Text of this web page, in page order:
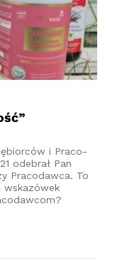
i Praco-
odebrał Pan
Pracodawca. To
wskazówek